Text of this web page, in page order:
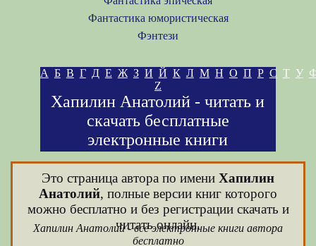
Фантастика юмористическая
Фэнтези
А Б В Г Д Е Ж З И Й К Л М Н О П Р С Т У
Z
Хапилин Анатолий - читать и
скачать бесплатные
электронные книги
Это страница автора по имени Хапилин
Анатолий, полные версии книг которого
можно бесплатно и без регистрации скачать и
читать онлайн.
Хапилин Анатолий - все электронные книги автора
бесплатно